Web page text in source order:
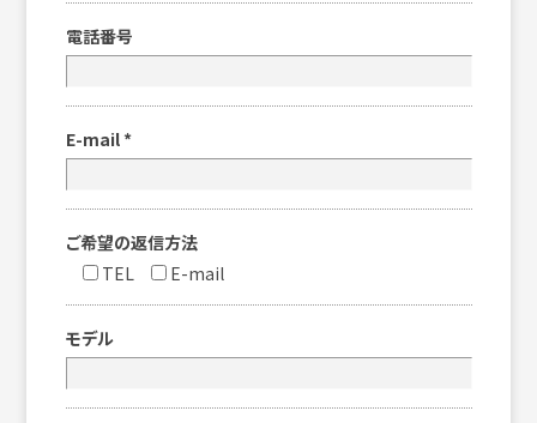
電話番号
E-mail *
ご希望の返信方法
TEL
E-mail
モデル